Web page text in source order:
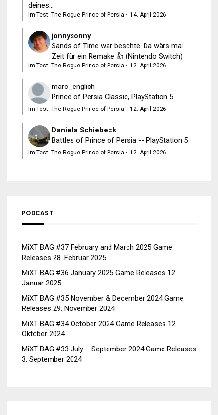
deines...
Im Test: The Rogue Prince of Persia · 14. April 2026
jonnysonny
Sands of Time war beschte. Da wärs mal
Zeit für ein Remake 👍 (Nintendo Switch)
Im Test: The Rogue Prince of Persia · 12. April 2026
marc_englich
Prince of Persia Classic, PlayStation 5
Im Test: The Rogue Prince of Persia · 12. April 2026
Daniela Schiebeck
Battles of Prince of Persia -- PlayStation 5
Im Test: The Rogue Prince of Persia · 12. April 2026
PODCAST
MiXT BAG #37 February and March 2025 Game
Releases 28. Februar 2025
MiXT BAG #36 January 2025 Game Releases 12.
Januar 2025
MiXT BAG #35 November & December 2024 Game
Releases 29. November 2024
MiXT BAG #34 October 2024 Game Releases 12.
Oktober 2024
MiXT BAG #33 July – September 2024 Game Releases
3. September 2024